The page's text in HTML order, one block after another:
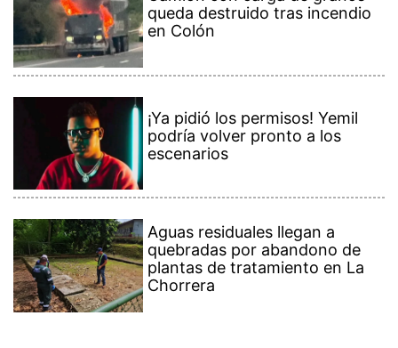
queda destruido tras incendio
en Colón
¡Ya pidió los permisos! Yemil
podría volver pronto a los
escenarios
Aguas residuales llegan a
quebradas por abandono de
plantas de tratamiento en La
Chorrera